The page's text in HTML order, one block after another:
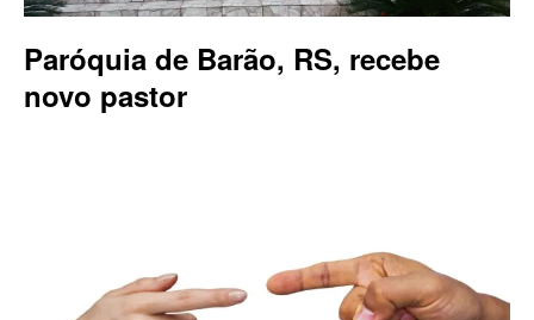
Paróquia de Barão, RS, recebe
novo pastor